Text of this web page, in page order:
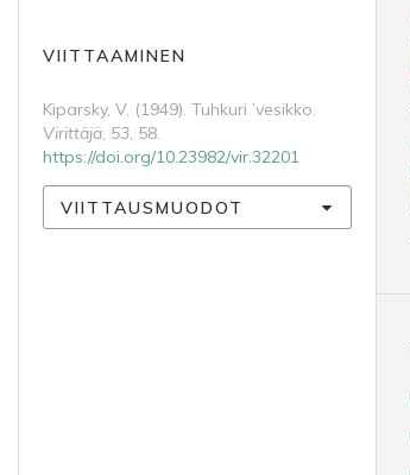
VIITTAAMINEN
Kiparsky, V. (1949). Tuhkuri ’vesikko.
Virittäjä, 53, 58.
https://doi.org/10.23982/vir.32201
VIITTAUSMUODOT